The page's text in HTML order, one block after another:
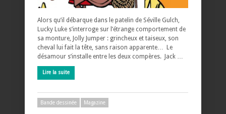
Alors qu’il débarque dans le patelin de Séville Gulch,
Lucky Luke s’interroge sur l’étrange comportement de
sa monture, Jolly Jumper : grincheux et taiseux, son
cheval lui fait la tête, sans raison apparente… Le
désamour s’installe entre les deux compères. Jack …
Lire la suite
Bande dessinée Magazine